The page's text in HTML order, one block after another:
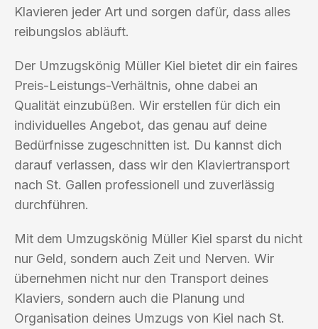
Klavieren jeder Art und sorgen dafür, dass alles
reibungslos abläuft.
Der Umzugskönig Müller Kiel bietet dir ein faires
Preis-Leistungs-Verhältnis, ohne dabei an
Qualität einzubüßen. Wir erstellen für dich ein
individuelles Angebot, das genau auf deine
Bedürfnisse zugeschnitten ist. Du kannst dich
darauf verlassen, dass wir den Klaviertransport
nach St. Gallen professionell und zuverlässig
durchführen.
Mit dem Umzugskönig Müller Kiel sparst du nicht
nur Geld, sondern auch Zeit und Nerven. Wir
übernehmen nicht nur den Transport deines
Klaviers, sondern auch die Planung und
Organisation deines Umzugs von Kiel nach St.